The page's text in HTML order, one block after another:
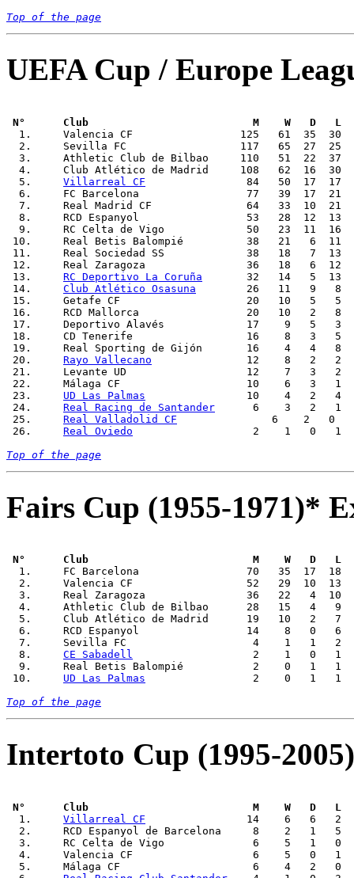
Top of the page
UEFA Cup / Europe
N°      Club                          M    W   D   L
1.     Valencia CF                 125   61  35
2.     Sevilla FC                  117   65  27  25
3.     Athletic Club de Bilbao     110   51  22  37
4.     Club Atlético de Madrid     108   62  16  30
  5.
Villarreal CF
84   50  17  17
6.     FC Barcelona                 77   39  17  21
  7.     Real Madrid CF		      64   33  10  21   111  75    +36      9           2       2
8.     RCD Espanyol                 53   28  12  13
  9.     RC Celta de Vigo	      50   23  11  16    81  47    +34      7           -       -
10.     Real Betis Balompié          38   21   6
11.     Real Sociedad SS	      38   18   7  13    50  56     -6      9           -       -
12.     Real Zaragoza                36   18   6
13. RC Deportivo La Coruña
32   14   5  13
14. Club Atlético Osasuna
26   11   9   8
15.     Getafe CF       	      20   10   5   5    27  23     -4      2           -       -
16.     RCD Mallorca                 20   10   2
17.     Deportivo Alavés             17    9   5
18.     CD Tenerife                  16    8   3
19.     Real Sporting de Gijón       16    4
20. Rayo Vallecano
12    8   2   2
21.     Levante UD		      12    7   3   2    17   7    +10      1           -       -
22.     Málaga CF                    10    6   3
23. UD Las Palmas
10    4   2   4
24. Real Racing de Santander
6    3   2   1
25. Real Valladolid CF
6    2   0
26. Real Oviedo
                   2    1	0   1     2   3     -1      1           -       -
Top of the page
Fairs Cup (1955-1971)*
N°      Club                          M    W   D   L
1.     FC Barcelona                 70   35  17
2.     Valencia CF                  52   29  10  13
3.     Real Zaragoza                36   22   4  10
4.     Athletic Club de Bilbao      28   15   4   9
5.     Club Atlético de Madrid      19   10   2   7
6.     RCD Espanyol                 14    8   0   6
  7.     Sevilla FC       	       4    1   1   2     4   7     -3      2           -       -
  8.
CE Sabadell
2    1   0   1
9.     Real Betis Balompié           2    0   1   1
10. UD Las Palmas
2    0   1   1
Top of the page
Intertoto Cup (1995-
N°      Club                          M    W   D   L
1. Villarreal CF
14    6   6   2
2.     RCD Espanyol de Barcelona     8    2   1   5
3.     RC Celta de Vigo              6    5   1   0
4.     Valencia CF                   6    5   0   1
5.     Málaga CF                     6    4   2   0